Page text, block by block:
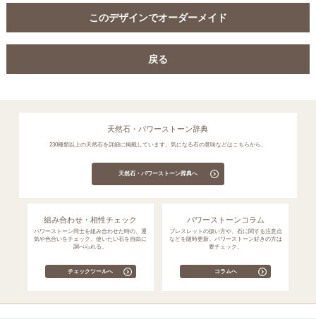
このデザインでオーダーメイド
戻る
天然石・パワーストーン辞典
230種類以上の天然石を詳細に掲載しています。気になる石の意味などはこちらから。
天然石・パワーストーン辞典へ
組み合わせ・相性チェック
パワーストーン同士を組み合わせた時の、運
気や色合いをチェック。使いたい石を自由に
調べられる。
チェックツールへ
パワーストーンコラム
ブレスレットの扱い方や、石に関する注意点
などを随時更新。パワーストーン好きの方は
要チェック。
コラムへ